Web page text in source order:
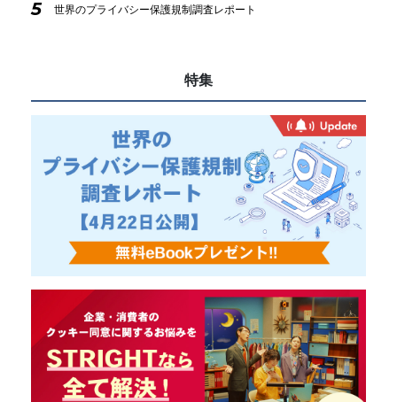
5 世界のプライバシー保護規制調査レポート
特集